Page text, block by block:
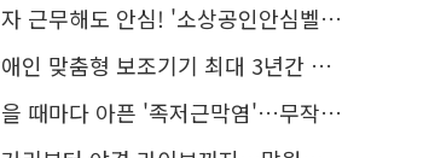
하
기
하
기
근무해도 안심! '소상공인안심벨' 신청하세요
맞춤형 보조기기 최대 3년간 무상 대여…삶의 질 높인다
때마다 아픈 '족저근막염'…무작정 참지 말고 '이것' 해보세요!